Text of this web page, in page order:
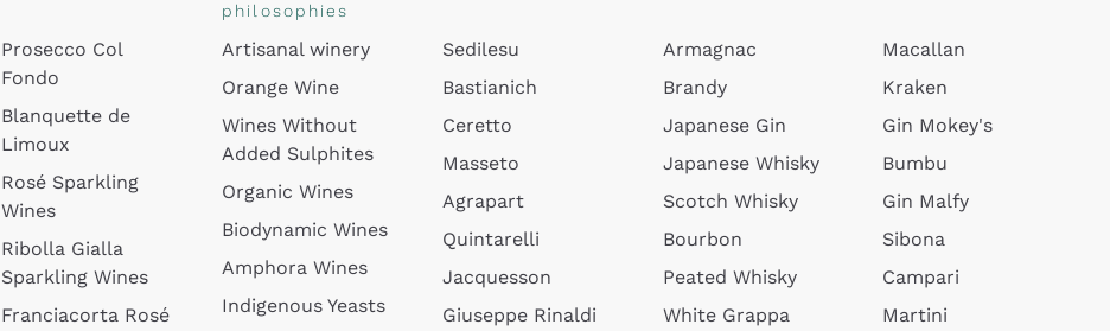
Prosecco Col
Fondo
Blanquette de
Limoux
Rosé Sparkling
Wines
Ribolla Gialla
Sparkling Wines
Franciacorta Rosé
philosophies
Artisanal winery
Orange Wine
Wines Without
Added Sulphites
Organic Wines
Biodynamic Wines
Amphora Wines
Indigenous Yeasts
Sedilesu
Bastianich
Ceretto
Masseto
Agrapart
Quintarelli
Jacquesson
Giuseppe Rinaldi
Armagnac
Brandy
Japanese Gin
Japanese Whisky
Scotch Whisky
Bourbon
Peated Whisky
White Grappa
Macallan
Kraken
Gin Mokey's
Bumbu
Gin Malfy
Sibona
Campari
Martini